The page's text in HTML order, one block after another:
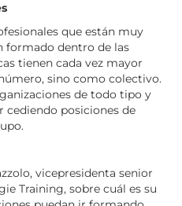
que están muy
formado dentro de las
tienen cada vez mayor
sino como colectivo.
de todo tipo y
cediendo posiciones de
vicepresidenta senior
Training, sobre cuál es su